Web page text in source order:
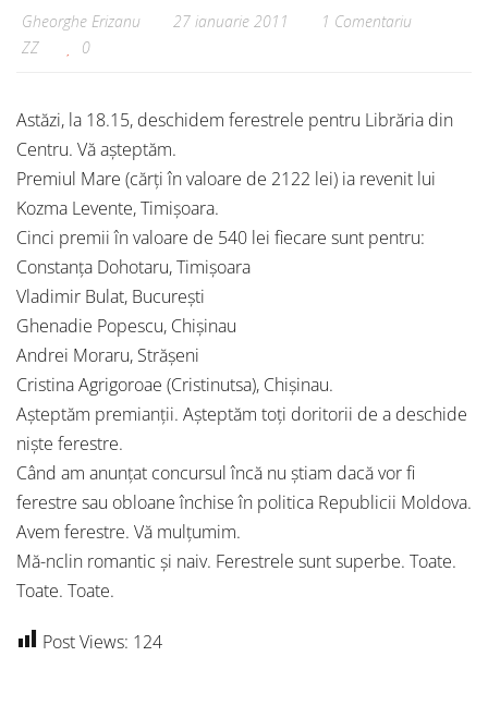
Gheorghe Erizanu 27 ianuarie 2011
1 Comentariu
ZZ
0
Astăzi, la 18.15, deschidem ferestrele pentru Librăria din
Centru. Vă așteptăm.
Premiul Mare (cărți în valoare de 2122 lei) ia revenit lui
Kozma Levente, Timișoara.
Cinci premii în valoare de 540 lei fiecare sunt pentru:
Constanța Dohotaru, Timișoara
Vladimir Bulat, București
Ghenadie Popescu, Chișinau
Andrei Moraru, Strășeni
Cristina Agrigoroae (Cristinutsa), Chișinau.
Așteptăm premianții. Așteptăm toți doritorii de a deschide
niște ferestre.
Când am anunțat concursul încă nu știam dacă vor fi
ferestre sau obloane închise în politica Republicii Moldova.
Avem ferestre. Vă mulțumim.
Mă-nclin romantic și naiv. Ferestrele sunt superbe. Toate.
Toate. Toate.
Post Views: 124